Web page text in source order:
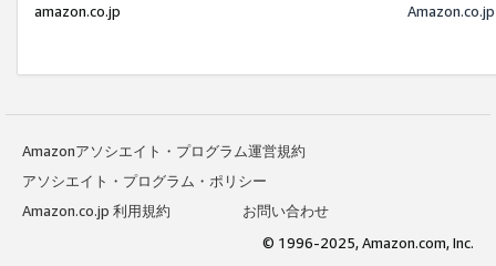
amazon.co.jp
Amazonアソシエイト・プログラム運営規約
アソシエイト・プログラム・ポリシー
Amazon.co.jp 利用規約
お問い合わせ
© 1996-2025, Amazon.com, Inc.